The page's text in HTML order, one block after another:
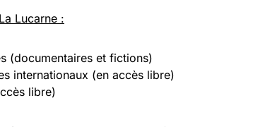
Lucarne :
(documentaires et fictions)
internationaux (en accès libre)
libre)